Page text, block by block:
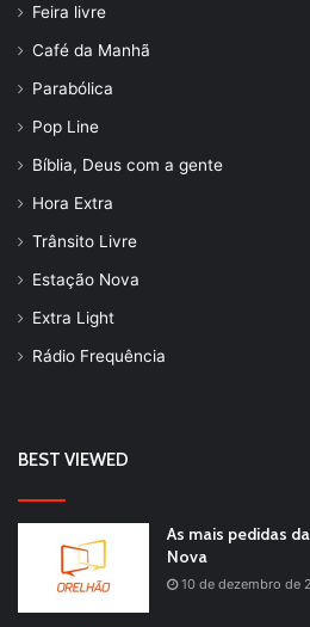
Feira livre
Café da Manhã
Parabólica
Pop Line
Bíblia, Deus com a gente
Hora Extra
Trânsito Livre
Estação Nova
Extra Light
Rádio Frequência
BEST VIEWED
As mais pedidas
Nova
10 de dezembro de